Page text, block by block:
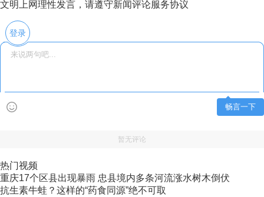
文明上网理性发言，请遵守新闻评论服务协议
登录
畅言一下
暂无评论
热门视频
重庆17个区县出现暴雨 忠县境内多条河流涨水树木倒伏
抗生素牛蛙？这样的“药食同源”绝不可取